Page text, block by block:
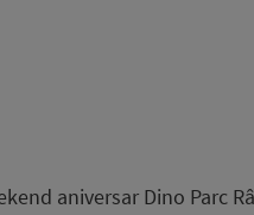
aniversar Dino Parc